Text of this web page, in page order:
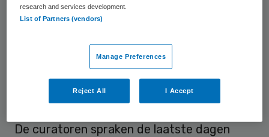
was van de inmiddels failliet verklaarde
ziekenhuizen in Amsterdam en Lelystad en
bij CCN betrokken is, er geen rol bij zou
spelen. Daar was enige onrust over in het
Slotervaartziekenhuis en ook bij de
Amsterdamse raadsfractie van de SP.
De curatoren spraken de laatste dagen
research and services development.
List of Partners (vendors)
Manage Preferences
Reject All I Accept